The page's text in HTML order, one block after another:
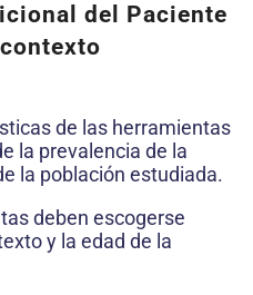
del Paciente
de las herramientas
la prevalencia de la
la población estudiada.
deben escogerse
y la edad de la